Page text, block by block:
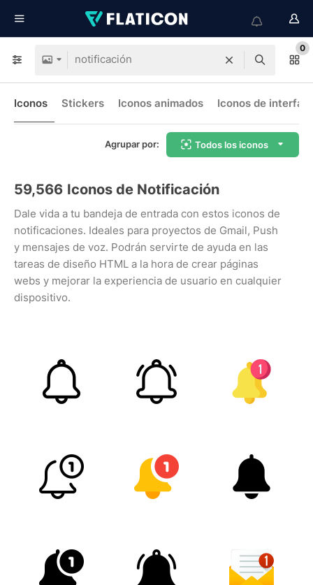
0
Iconos Stickers Iconos animados Iconos de interfaz
Agrupar por: Todos los iconos
59,566 Iconos de Notificación
Dale vida a tu bandeja de entrada con estos iconos de
notificaciones. Ideales para proyectos de Gmail, Push
y mensajes de voz. Podrán servirte de ayuda en las
tareas de diseño HTML a la hora de crear páginas
webs y mejorar la experiencia de usuario en cualquier
dispositivo.